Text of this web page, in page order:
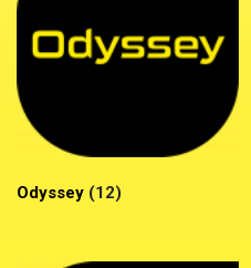
Odyssey (12)